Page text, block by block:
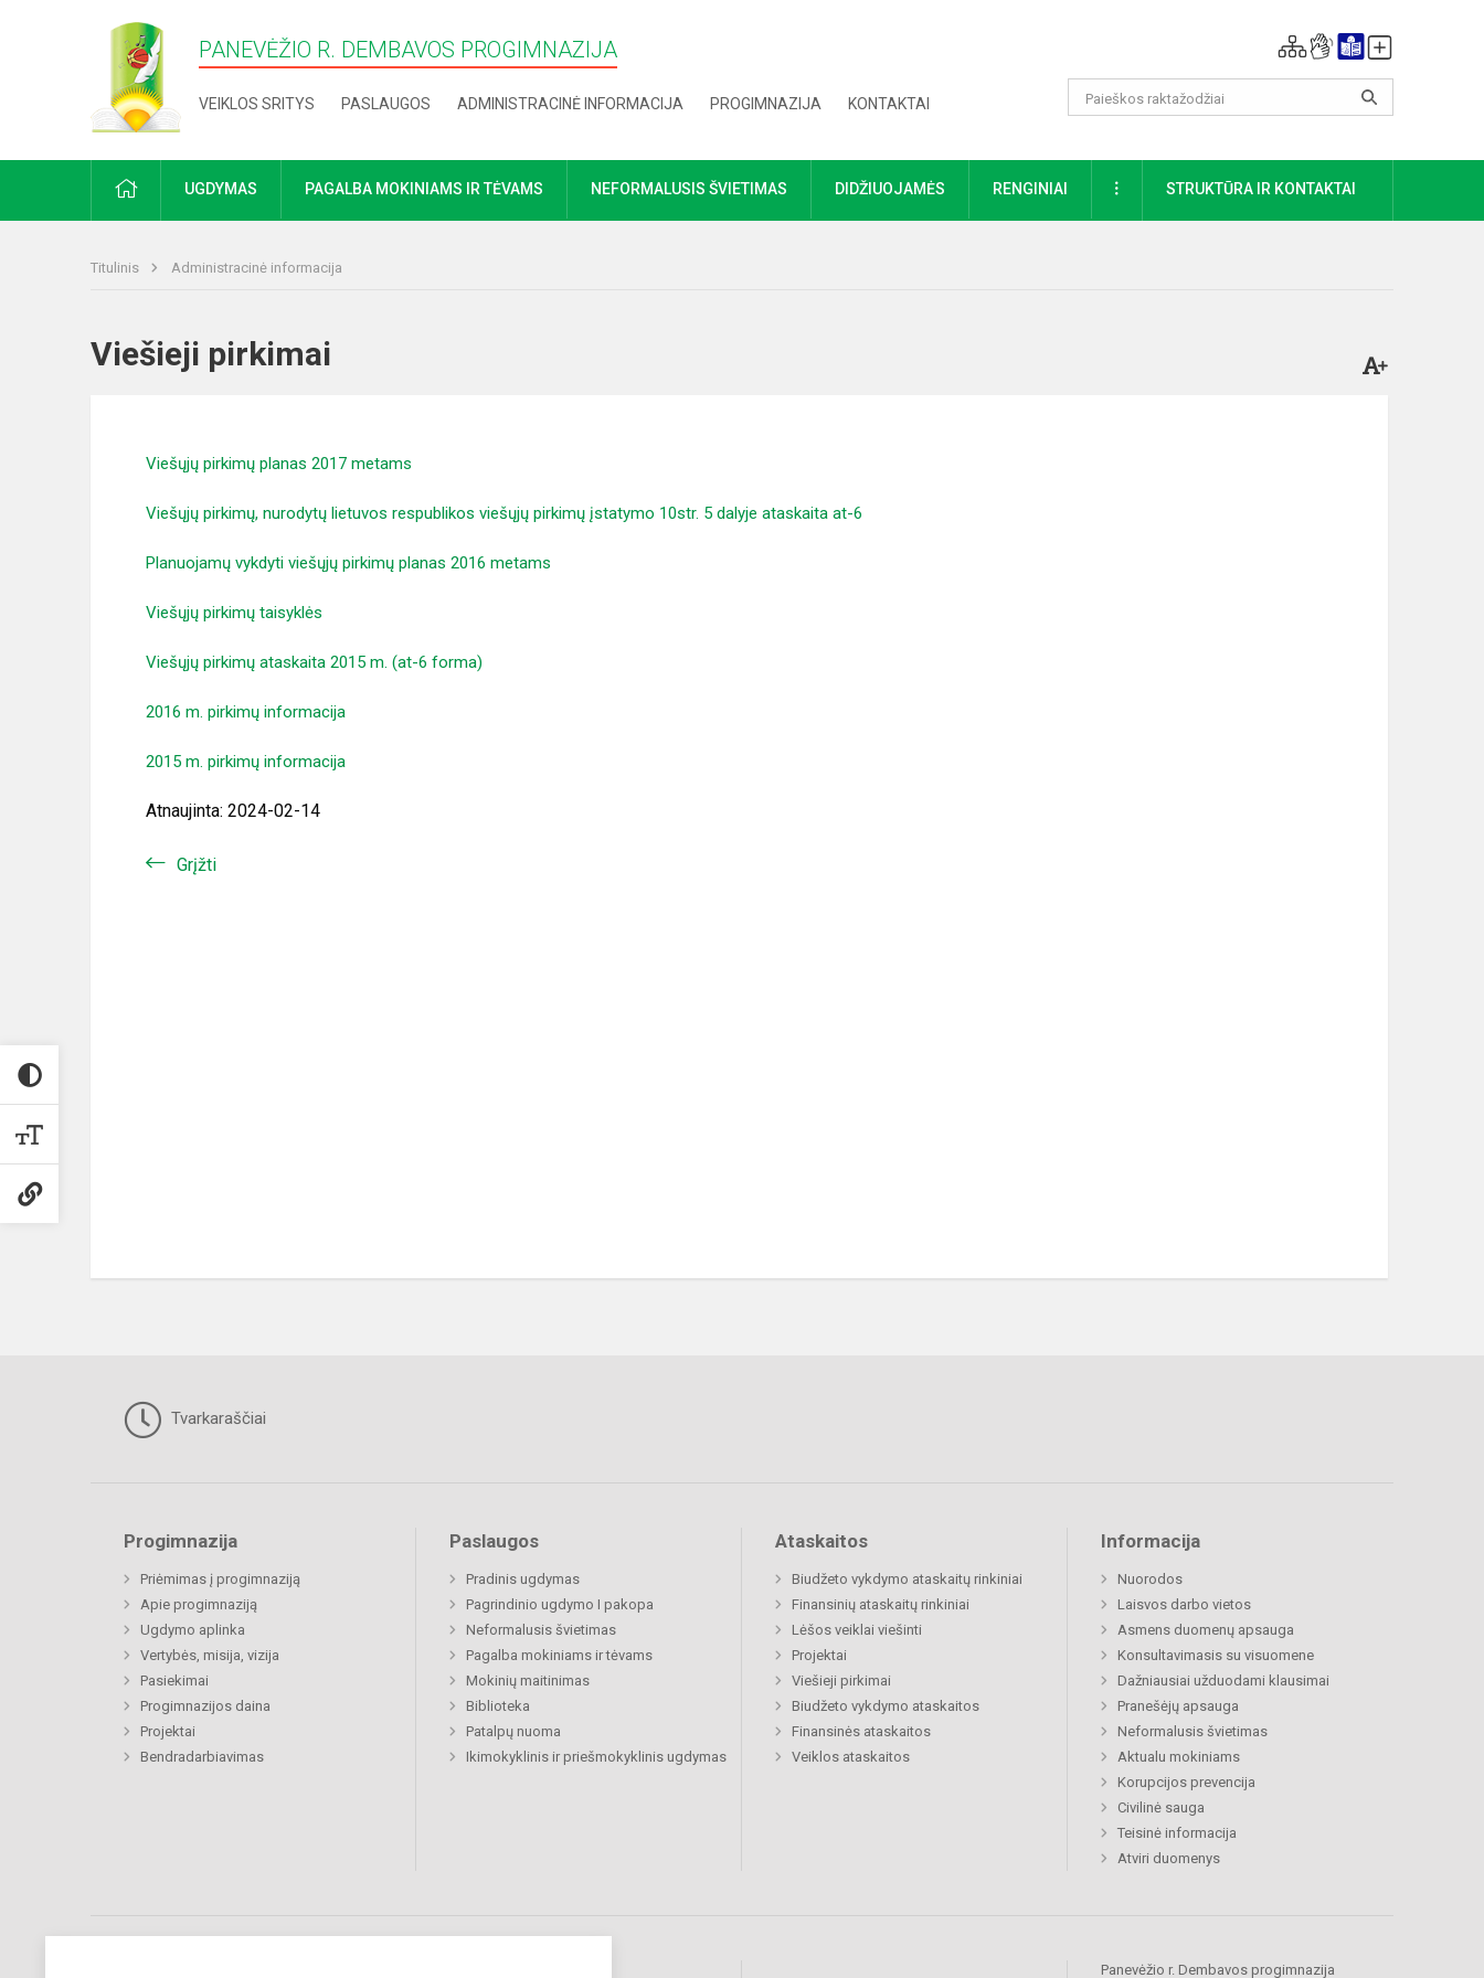
PANEVĖŽIO R. DEMBAVOS PROGIMNAZIJA
VEIKLOS SRITYS PASLAUGOS ADMINISTRACINĖ INFORMACIJA PROGIMNAZIJA KONTAKTAI
PRADŽIAUGDYMAS PAGALBA MOKINIAMS IR TĖVAMS NEFORMALUSIS ŠVIETIMAS DIDŽIUOJAMĖS RENGINIAI DAUGIAUSTRUKTŪRA IR KONTAKTAI
Titulinis Administracinė informacija
Viešieji pirkimai
Viešųjų pirkimų planas 2017 metams
Viešųjų pirkimų, nurodytų lietuvos respublikos viešųjų pirkimų įstatymo 10str. 5 dalyje ataskaita at-6
Planuojamų vykdyti viešųjų pirkimų planas 2016 metams
Viešųjų pirkimų taisyklės
Viešųjų pirkimų ataskaita 2015 m. (at-6 forma)
2016 m. pirkimų informacija
2015 m. pirkimų informacija
Atnaujinta: 2024-02-14
Grįžti
Tvarkaraščiai
Progimnazija
Priėmimas į progimnaziją
Apie progimnaziją
Ugdymo aplinka
Vertybės, misija, vizija
Pasiekimai
Progimnazijos daina
Projektai
Bendradarbiavimas
Paslaugos
Pradinis ugdymas
Pagrindinio ugdymo I pakopa
Neformalusis švietimas
Pagalba mokiniams ir tėvams
Mokinių maitinimas
Biblioteka
Patalpų nuoma
Ikimokyklinis ir priešmokyklinis ugdymas
Ataskaitos
Biudžeto vykdymo ataskaitų rinkiniai
Finansinių ataskaitų rinkiniai
Lėšos veiklai viešinti
Projektai
Viešieji pirkimai
Biudžeto vykdymo ataskaitos
Finansinės ataskaitos
Veiklos ataskaitos
Informacija
Nuorodos
Laisvos darbo vietos
Asmens duomenų apsauga
Konsultavimasis su visuomene
Dažniausiai užduodami klausimai
Pranešėjų apsauga
Neformalusis švietimas
Aktualu mokiniams
Korupcijos prevencija
Civilinė sauga
Teisinė informacija
Atviri duomenys
Panevėžio r. Dembavos progimnazija